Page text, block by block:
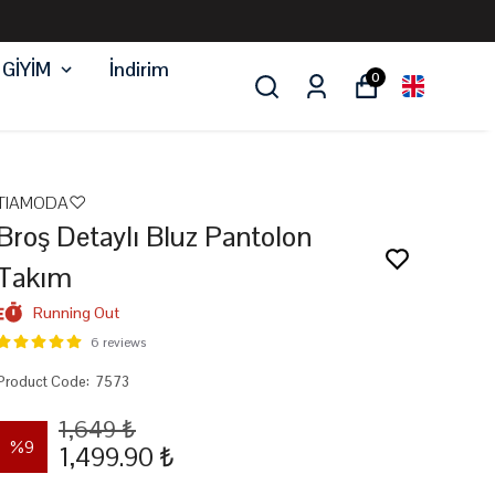
İndirim 0
Detaylı Bluz Pantolon
Running Out
6 reviews
Code: 7573
%9
1,649 ₺
1,499.90 ₺